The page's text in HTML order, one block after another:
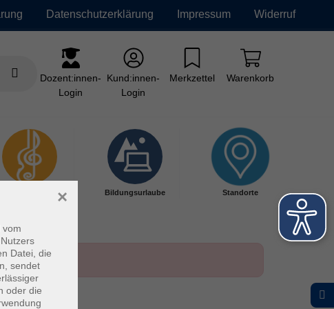
Datenschutzerklärung Impressum Widerruf
Dozent:innen-
Login
Kund:innen-
Login
Merkzettel Warenkorb
Bildungsurlaube Standorte
vom
Datei, die
sendet
oder die
×